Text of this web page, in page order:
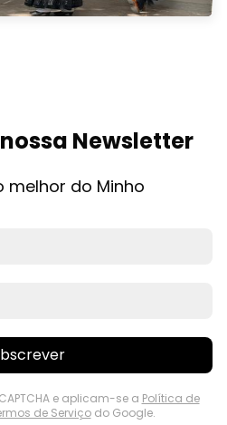
Newsletter
melhor do Minho
e aplicam-se a Política de
de Serviçodo Google.